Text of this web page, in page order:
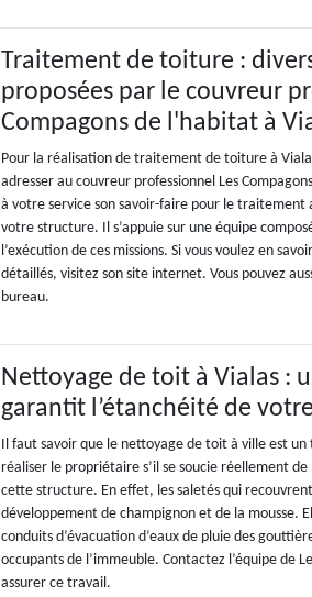
Traitement de toiture :
proposées par le couvreur
Compagons de l'habitat à
Pour la réalisation de traitement de toiture à
adresser au couvreur professionnel Les
à votre service son savoir-faire pour le traitement
votre structure. Il s’appuie sur une équipe
l’exécution de ces missions. Si vous voulez en
détaillés, visitez son site internet. Vous pouvez
bureau.
Nettoyage de toit à Vialas :
garantit l’étanchéité de
Il faut savoir que le nettoyage de toit à ville est
réaliser le propriétaire s’il se soucie réellement
cette structure. En effet, les saletés qui
développement de champignon et de la mousse.
conduits d’évacuation d’eaux de pluie des
occupants de l’immeuble. Contactez l’équipe de
assurer ce travail.